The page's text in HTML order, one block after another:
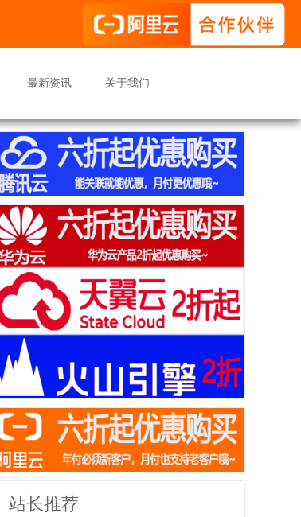
最新资讯 关于我们
站长推荐